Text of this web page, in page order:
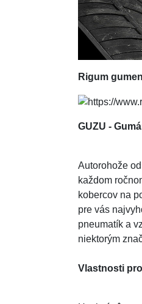
Rigum
GUZU -
Autorohože
každom
kobercov na
pre vás
pneumatík a
niektorým
Vlastnosti